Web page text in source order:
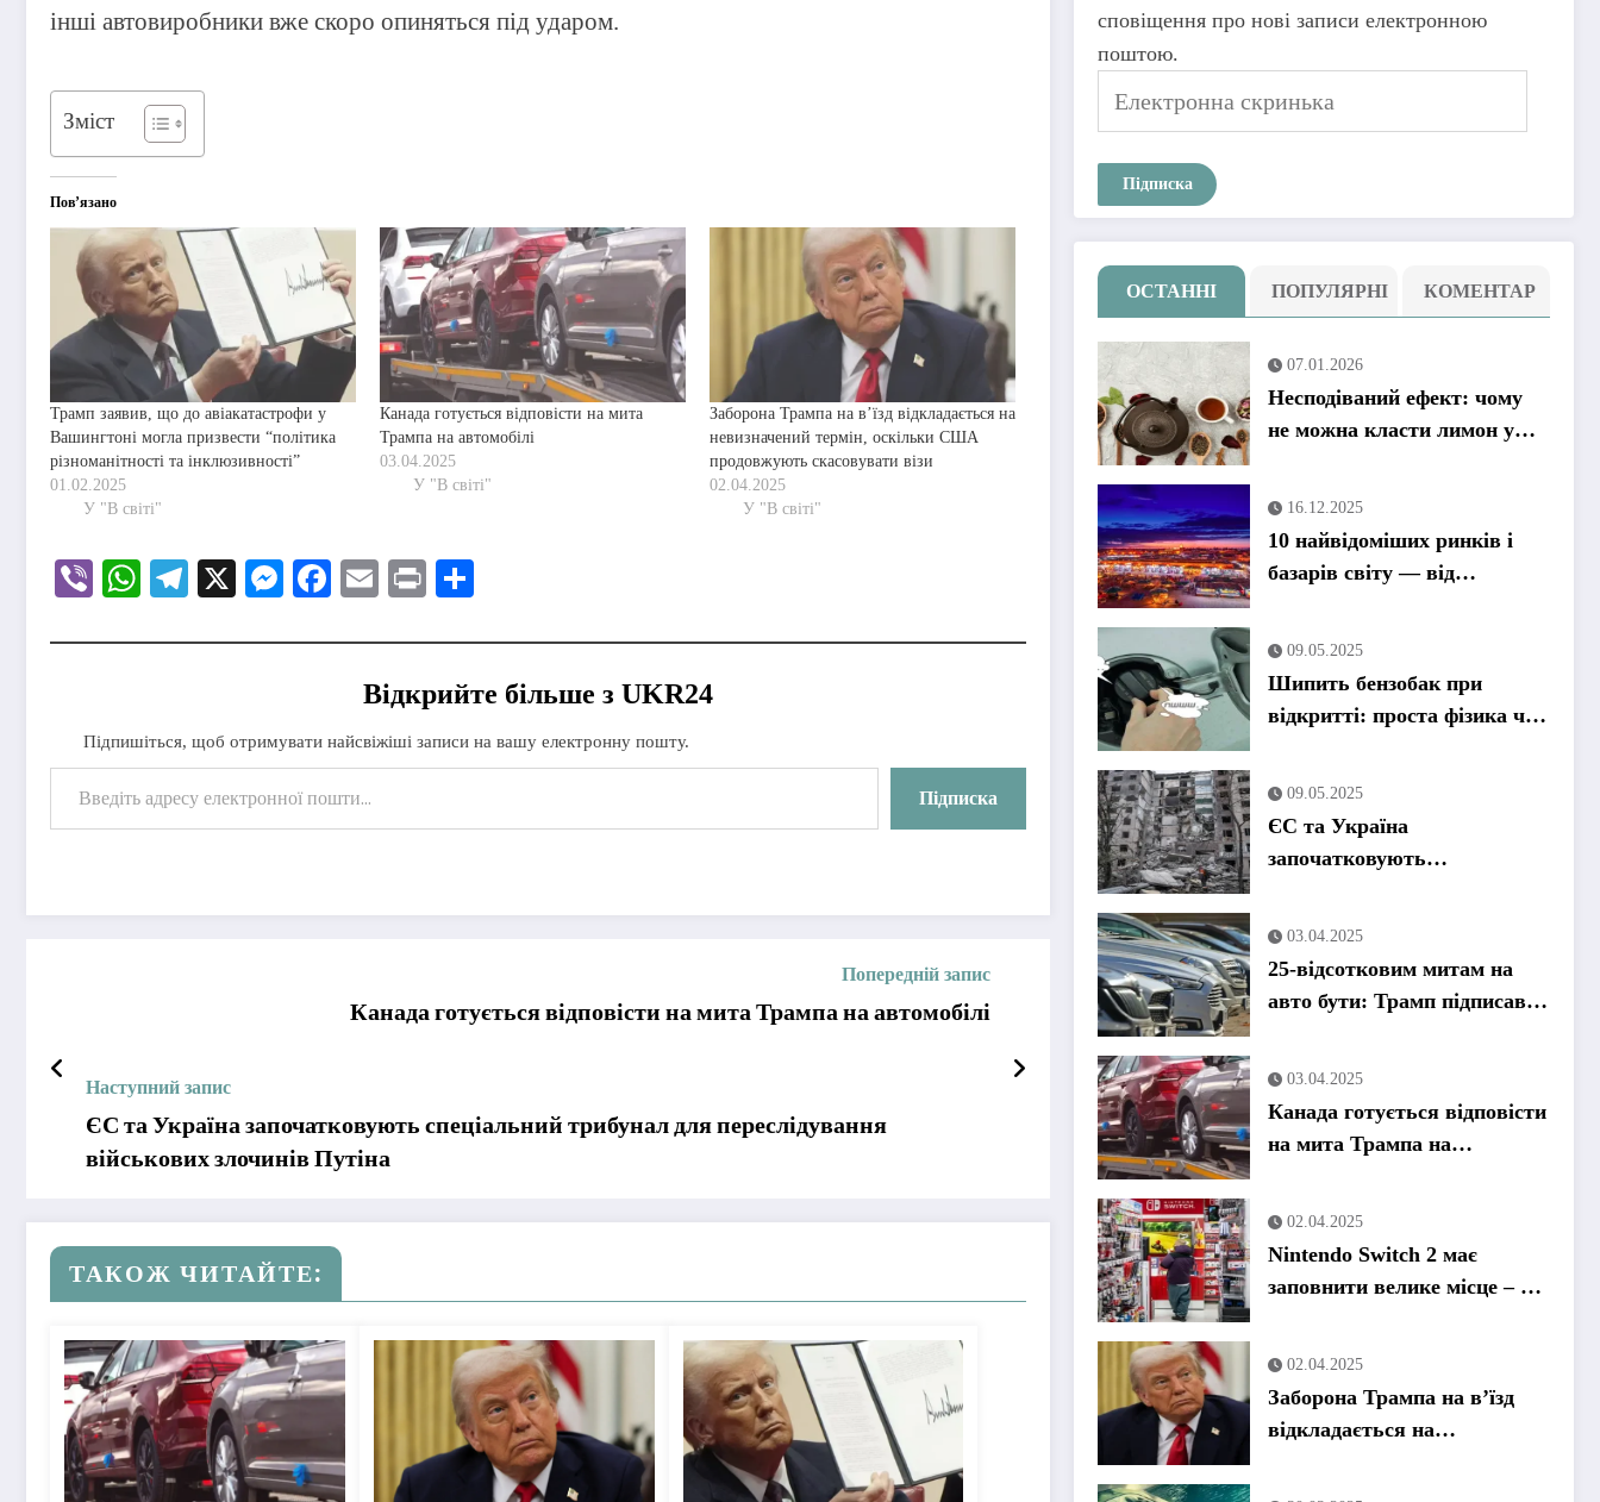
інші автовиробники вже скоро опиняться під ударом.
Зміст
Пов’язано
Трамп заявив, що до авіакатастрофи у
Вашингтоні могла призвести “політика
різноманітності та інклюзивності”
01.02.2025
У "В світі"
Канада готується відповісти на мита
Трампа на автомобілі
03.04.2025
У "В світі"
Заборона Трампа на в’їзд відкладається на
невизначений термін, оскільки США
продовжують скасовувати візи
02.04.2025
У "В світі"
ViberWhatsApp
Telegram
X Messenger
Facebook
Email
Print
Відкрийте більше з UKR24
Підпишіться, щоб отримувати найсвіжіші записи на вашу електронну пошту.
Введіть адресу електронної пошти…
Підписка
Попередній запис
Канада готується відповісти на мита Трампа на автомобілі
Наступний запис
ЄС та Україна започатковують спеціальний трибунал для переслідування
військових злочинів Путіна
ТАКОЖ ЧИТАЙТЕ:
сповіщення про нові записи електронною
поштою.
скринька
Підписка
ОСТАННІ ПОПУЛЯРНІ КОМЕНТАР
07.01.2026
Несподіваний ефект: чому
не можна класти лимон у
16.12.2025
10 найвідоміших ринків і
базарів світу — від
09.05.2025
Шипить бензобак при
відкритті: проста фізика чи
09.05.2025
ЄС та Україна
започатковують
злочинів Путіна
03.04.2025
25-відсотковим митам на
авто бути: Трамп підписав
03.04.2025
Канада готується відповісти
на мита Трампа на
02.04.2025
Nintendo Switch 2 має
заповнити велике місце – за
02.04.2025
Заборона Трампа на в’їзд
відкладається на